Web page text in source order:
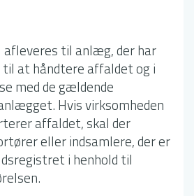
til anlæg, der har
til at håndtere affaldet og i
med de gældende
Hvis virksomheden
affaldet, skal der
eller indsamlere, der er
i henhold til